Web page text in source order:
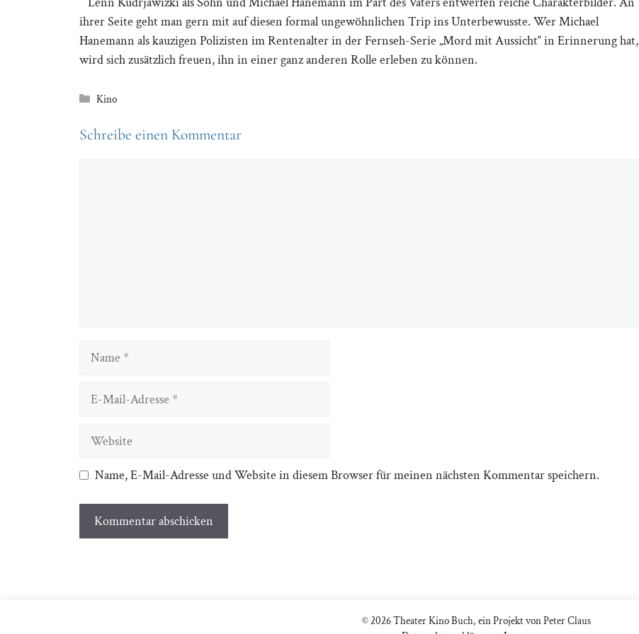
ihrer Seite geht man gern mit auf diesen formal ungewöhnlichen Trip ins Unterbewusste. Wer Michael
Hanemann als kauzigen Polizisten im Rentenalter in der Fernseh-Serie „Mord mit Aussicht“ in Erinnerung hat,
wird sich zusätzlich freuen, ihn in einer ganz anderen Rolle erleben zu können.
Kategorien
Kino
Schreibe einen Kommentar
Website
Name, E-Mail-Adresse und Website in diesem Browser für meinen nächsten Kommentar speichern.
© 2026 Theater Kino Buch, ein Projekt von Peter Claus